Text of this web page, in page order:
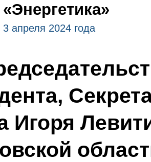
«Энергетика»
3 апреля 2024 года
Игоря